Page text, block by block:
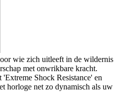
wie zich uitleeft in de wildernis
met onwrikbare kracht.
Shock Resistance' en
horloge net zo dynamisch als uw